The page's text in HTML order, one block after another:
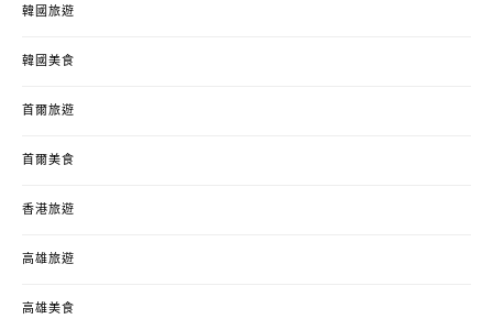
韓國旅遊
韓國美食
首爾旅遊
首爾美食
香港旅遊
高雄旅遊
高雄美食